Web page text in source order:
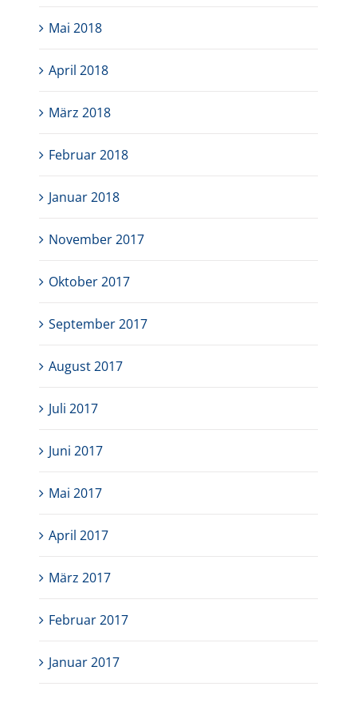
Mai 2018
April 2018
März 2018
Februar 2018
Januar 2018
November 2017
Oktober 2017
September 2017
August 2017
Juli 2017
Juni 2017
Mai 2017
April 2017
März 2017
Februar 2017
Januar 2017